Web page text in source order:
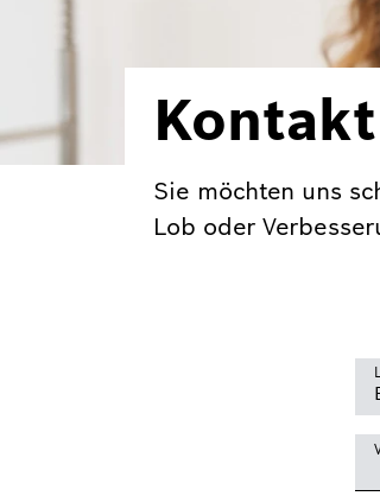
Kontakt
Sie möchten uns
Lob oder